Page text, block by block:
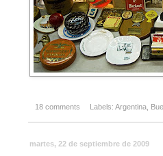
18 comments Labels: Argentina,
martes, 22 de septiembre de 2009